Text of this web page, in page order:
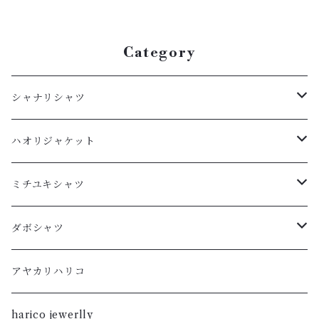
Category
シャナリシャツ
長袖
XL
L
半袖
XL
L
ハオリジャケット
L
M
S
ミチユキシャツ
L
M
S
ダボシャツ
柿渋
XL
暮染
アヤカリハリコ
harico jewerlly